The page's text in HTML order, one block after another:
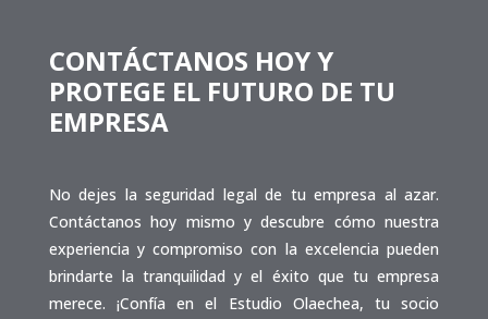
CONTÁCTANOS HOY Y
PROTEGE EL FUTURO DE TU
EMPRESA
No dejes la seguridad legal de tu empresa al azar.
Contáctanos hoy mismo y descubre cómo nuestra
experiencia y compromiso con la excelencia pueden
brindarte la tranquilidad y el éxito que tu empresa
merece. ¡Confía en el Estudio Olaechea, tu socio